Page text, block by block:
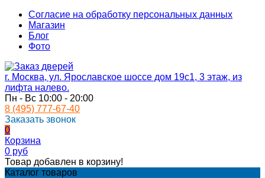
Согласие на обработку персональных данных
Магазин
Блог
Фото
г. Москва, ул. Ярославское шоссе дом 19с1, 3 этаж, из
лифта налево.
Пн - Вс 10:00 - 20:00
8 (495) 777-67-40
Заказать звонок
0
Корзина
0 руб
Товар добавлен в корзину!
Каталог товаров